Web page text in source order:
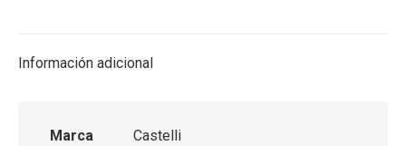
Información adicional
Marca
Castelli